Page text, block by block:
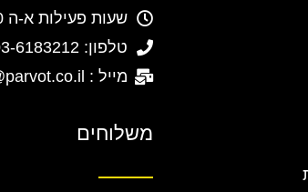
שעות פעילות א-ה 10:00-16:00
טלפון: 03-6183212
מייל : Moshe@parvot.co.il
משלוחים